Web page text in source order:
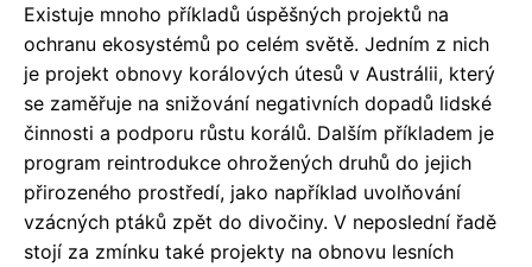
Existuje mnoho příkladů úspěšných projektů na
ochranu ekosystémů po celém světě. Jedním z nich
je projekt obnovy korálových útesů v Austrálii, který
se zaměřuje na snižování negativních dopadů lidské
činnosti a podporu růstu korálů. Dalším příkladem je
program reintrodukce ohrožených druhů do jejich
přirozeného prostředí, jako například uvolňování
vzácných ptáků zpět do divočiny. V neposlední řadě
stojí za zmínku také projekty na obnovu lesních